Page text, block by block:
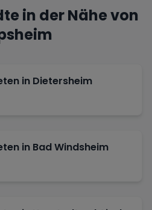
in der Nähe von
in Dietersheim
in Bad Windsheim